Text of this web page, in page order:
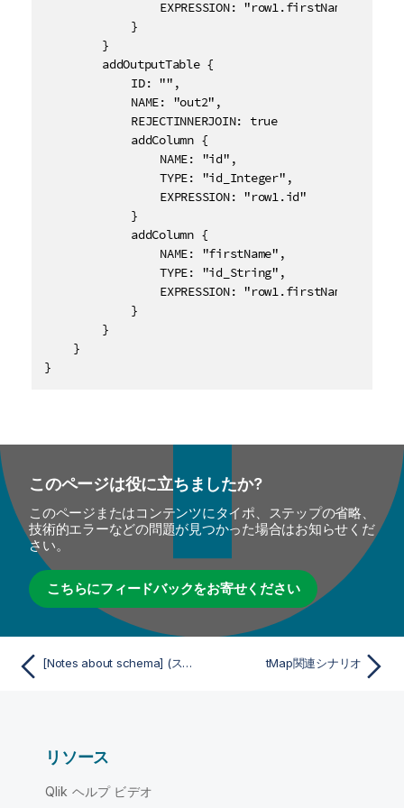
}
このページは役に立ちましたか?
このページまたはコンテンツにタイポ、ステップの省略、
技術的エラーなどの問題が見つかった場合はお知らせくだ
さい。
こちらにフィードバックをお寄せください
[Notes about schema] (スキーマについての注意事項) (tMap用) tMap関連シナリオ
リソース
Qlik ヘルプ ビデオ